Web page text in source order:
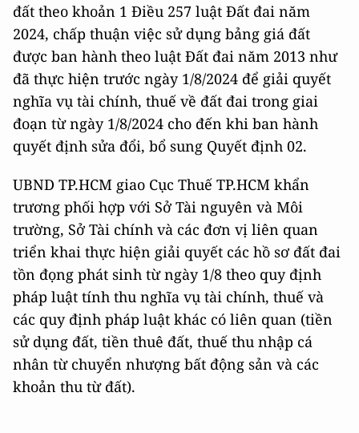
đất theo khoản 1 Điều 257 luật Đất đai năm
2024, chấp thuận việc sử dụng bảng giá đất
được ban hành theo luật Đất đai năm 2013 như
đã thực hiện trước ngày 1/8/2024 để giải quyết
nghĩa vụ tài chính, thuế về đất đai trong giai
đoạn từ ngày 1/8/2024 cho đến khi ban hành
quyết định sửa đổi, bổ sung Quyết định 02.
UBND TP.HCM giao Cục Thuế TP.HCM khẩn
trương phối hợp với Sở Tài nguyên và Môi
trường, Sở Tài chính và các đơn vị liên quan
triển khai thực hiện giải quyết các hồ sơ đất đai
tồn đọng phát sinh từ ngày 1/8 theo quy định
pháp luật tính thu nghĩa vụ tài chính, thuế và
các quy định pháp luật khác có liên quan (tiền
sử dụng đất, tiền thuê đất, thuế thu nhập cá
nhân từ chuyển nhượng bất động sản và các
khoản thu từ đất).